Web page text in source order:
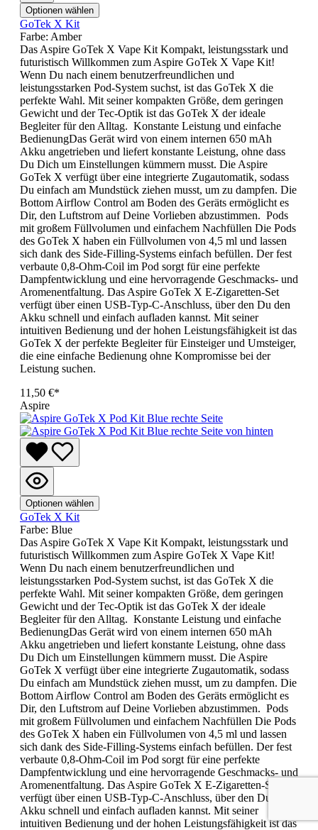
Optionen wählen
GoTek X Kit
Farbe: Amber
Das Aspire GoTek X Vape Kit Kompakt, leistungsstark und
futuristisch Willkommen zum Aspire GoTek X Vape Kit!
Wenn Du nach einem benutzerfreundlichen und
leistungsstarken Pod-System suchst, ist das GoTek X die
perfekte Wahl. Mit seiner kompakten Größe, dem geringen
Gewicht und der Tec-Optik ist das GoTek X der ideale
Begleiter für den Alltag. Konstante Leistung und einfache
BedienungDas Gerät wird von einem internen 650 mAh
Akku angetrieben und liefert konstante Leistung, ohne dass
Du Dich um Einstellungen kümmern musst. Die Aspire
GoTek X verfügt über eine integrierte Zugautomatik, sodass
Du einfach am Mundstück ziehen musst, um zu dampfen. Die
Bottom Airflow Control am Boden des Geräts ermöglicht es
Dir, den Luftstrom auf Deine Vorlieben abzustimmen. Pods
mit großem Füllvolumen und einfachem Nachfüllen Die Pods
des GoTek X haben ein Füllvolumen von 4,5 ml und lassen
sich dank des Side-Filling-Systems einfach befüllen. Der fest
verbaute 0,8-Ohm-Coil im Pod sorgt für eine perfekte
Dampfentwicklung und eine hervorragende Geschmacks- und
Aromenentfaltung. Das Aspire GoTek X E-Zigaretten-Set
verfügt über einen USB-Typ-C-Anschluss, über den Du den
Akku schnell und einfach aufladen kannst. Mit seiner
intuitiven Bedienung und der hohen Leistungsfähigkeit ist das
GoTek X der perfekte Begleiter für Einsteiger und Umsteiger,
die eine einfache Bedienung ohne Kompromisse bei der
Leistung suchen.
11,50 €*
Aspire
Optionen wählen
GoTek X Kit
Farbe: Blue
Das Aspire GoTek X Vape Kit Kompakt, leistungsstark und
futuristisch Willkommen zum Aspire GoTek X Vape Kit!
Wenn Du nach einem benutzerfreundlichen und
leistungsstarken Pod-System suchst, ist das GoTek X die
perfekte Wahl. Mit seiner kompakten Größe, dem geringen
Gewicht und der Tec-Optik ist das GoTek X der ideale
Begleiter für den Alltag. Konstante Leistung und einfache
BedienungDas Gerät wird von einem internen 650 mAh
Akku angetrieben und liefert konstante Leistung, ohne dass
Du Dich um Einstellungen kümmern musst. Die Aspire
GoTek X verfügt über eine integrierte Zugautomatik, sodass
Du einfach am Mundstück ziehen musst, um zu dampfen. Die
Bottom Airflow Control am Boden des Geräts ermöglicht es
Dir, den Luftstrom auf Deine Vorlieben abzustimmen. Pods
mit großem Füllvolumen und einfachem Nachfüllen Die Pods
des GoTek X haben ein Füllvolumen von 4,5 ml und lassen
sich dank des Side-Filling-Systems einfach befüllen. Der fest
verbaute 0,8-Ohm-Coil im Pod sorgt für eine perfekte
Dampfentwicklung und eine hervorragende Geschmacks- und
Aromenentfaltung. Das Aspire GoTek X E-Zigaretten-Set
verfügt über einen USB-Typ-C-Anschluss, über den Du den
Akku schnell und einfach aufladen kannst. Mit seiner
intuitiven Bedienung und der hohen Leistungsfähigkeit ist das